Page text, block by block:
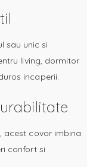
sau unic si
living, dormitor
incaperii.
acest covor imbina
confort si